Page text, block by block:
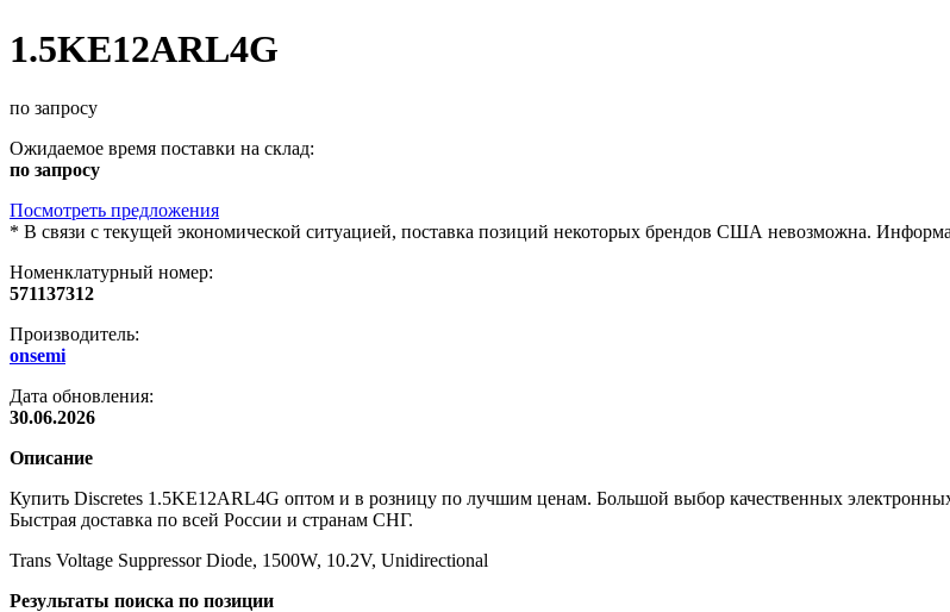
1.5KE12ARL4G
по запросу
Ожидаемое время поставки на склад:
по запросу
Посмотреть предложения
* В связи с текущей экономической ситуацией, поставка позиций некоторых брендов США невозможна.
Номенклатурный номер:
571137312
Производитель:
onsemi
Дата обновления:
30.06.2026
Описание
Купить Discretes 1.5KE12ARL4G оптом и в розницу по лучшим ценам. Большой выбор качественных
Быстрая доставка по всей России и странам СНГ.
Trans Voltage Suppressor Diode, 1500W, 10.2V, Unidirectional
Результаты поиска по позиции